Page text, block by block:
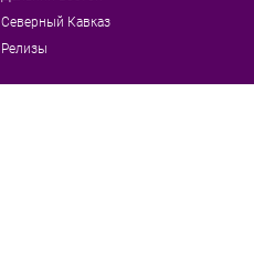
Северный Кавказ
Релизы